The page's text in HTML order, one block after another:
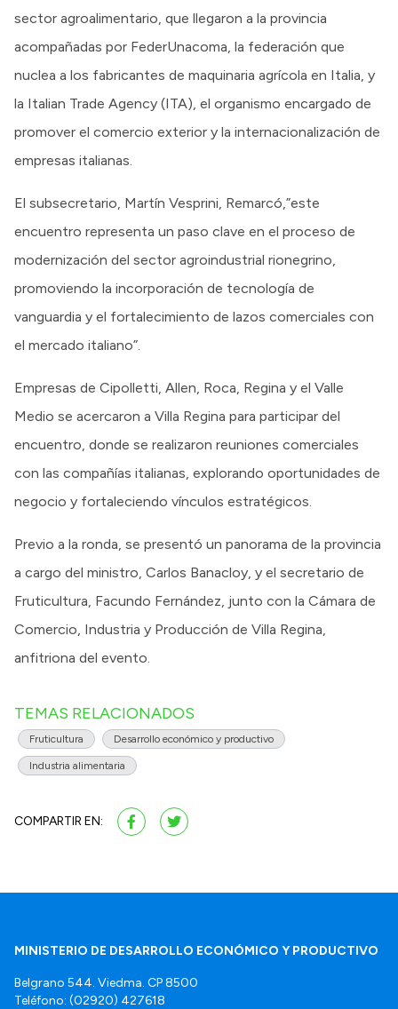
sector agroalimentario, que llegaron a la provincia
acompañadas por FederUnacoma, la federación que
nuclea a los fabricantes de maquinaria agrícola en Italia, y
la Italian Trade Agency (ITA), el organismo encargado de
promover el comercio exterior y la internacionalización de
empresas italianas.
El subsecretario, Martín Vesprini, Remarcó,”este
encuentro representa un paso clave en el proceso de
modernización del sector agroindustrial rionegrino,
promoviendo la incorporación de tecnología de
vanguardia y el fortalecimiento de lazos comerciales con
el mercado italiano”.
Empresas de Cipolletti, Allen, Roca, Regina y el Valle
Medio se acercaron a Villa Regina para participar del
encuentro, donde se realizaron reuniones comerciales
con las compañías italianas, explorando oportunidades de
negocio y fortaleciendo vínculos estratégicos.
Previo a la ronda, se presentó un panorama de la provincia
a cargo del ministro, Carlos Banacloy, y el secretario de
Fruticultura, Facundo Fernández, junto con la Cámara de
Comercio, Industria y Producción de Villa Regina,
anfitriona del evento.
TEMAS RELACIONADOS
Fruticultura Desarrollo económico y productivo
Industria alimentaria
COMPARTIR EN:
MINISTERIO DE DESARROLLO ECONÓMICO Y PRODUCTIVO
Belgrano 544. Viedma. CP 8500
Teléfono: (02920) 427618